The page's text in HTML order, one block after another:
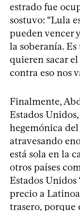
estrado fue
sostuvo: “Lula
pueden vencer
la soberanía.
quieren sacar
contra eso nos
Finalmente,
Estados
hegemónica del
atravesando
está sola en la
otros países
Estados
precio a
trasero, porque